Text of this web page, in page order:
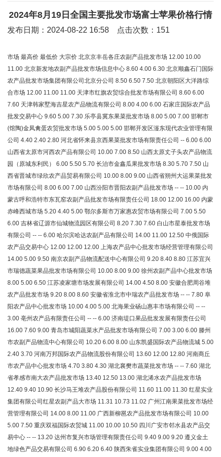
2024年8月19日全国主要批发市场富士苹果价格行情
发布日期：2024-08-22 16:58 点击次数：151
市场 最高价 最低价 大宗价 北京京丰岳各庄农副产品批发市场 12.00 10.00
11.00 北京新发地农副产品批发市场信息中心 8.60 4.00 6.30 北京顺鑫石门国际
农产品批发市场集团有限公司北京分公司 8.50 6.50 7.50 北京朝阳区大洋路综
合市场 12.00 11.00 11.00 天津市红旗农贸综合批发市场有限公司 8.60 6.00
7.60 天津韩家墅海吉星农产品物流有限公司 8.00 4.00 6.00 石家庄国际农产品
批发交易中心 9.60 5.00 7.30 乐亭县冀东果菜批发市场 8.00 5.00 7.00 邯郸市
(馆陶)金凤禽蛋农贸批发市场 5.00 5.00 5.00 邯郸开发区滏东现代农业管理有限
公司 4.40 2.40 2.80 河北省怀来县京西果菜批发市场有限责任公司 -- 6.00 6.00
山西省太原市河西农产品有限公司 10.00 7.00 8.50 山西太原丈子头农产品物流
园（原城东利民） 6.00 5.50 5.70 长治市金鑫瓜果批发市场 8.30 5.70 7.50 山
西省晋城市绿欣农产品贸易有限公司 10.00 8.00 9.00 山西省朔州大运果菜批发
市场有限公司 8.00 6.00 7.00 山西汾阳市晋阳农副产品批发市场 -- -- 10.00 内
蒙古呼和浩特市东瓦窑农副产品批发市场有限责任公司 18.00 12.00 16.00 内蒙
赤峰西城市场 5.20 4.40 5.00 鄂尔多斯市万家惠农贸市场有限公司 7.00 5.50
6.00 吉林省辽源市仙城物流园区有限公司 8.20 7.30 7.60 白山市星泰批发市场
有限公司 -- -- 6.00 哈尔滨哈达农副产品有限公司 14.00 11.00 12.50 中俄国际
农产品交易中心 12.00 12.00 12.00 上海农产品中心批发市场经营管理有限公司
14.00 5.00 9.50 南京农副产品物流配送中心有限公司 9.20 8.40 8.80 江苏宜兴
市瑞德蔬菜果品批发市场有限公司 10.00 8.00 9.00 徐州农副产品中心批发市场
8.00 5.00 6.50 江苏凌家塘市场发展有限公司 14.00 4.50 8.00 安徽合肥周谷堆
农产品批发市场 9.20 8.00 8.60 安徽省淮北市中瑞农产品批发市场 -- -- 7.80 阜
阳农产品中心批发市场 10.00 4.00 5.00 北海果业砀山惠丰市场有限公司 -- --
3.00 亳州农产品有限责任公司 -- -- 6.00 济南堤口果品批发发展有限责任公司
16.00 7.60 9.00 青岛市城阳蔬菜水产品批发市场有限公司 7.00 3.00 6.00 滕州
市农副产品物流中心有限公司 10.20 6.00 8.00 山东凯盛国际农产品物流城 5.00
2.40 3.70 河南万邦国际农产品物流股份有限公司 13.60 12.00 12.80 河南商丘
市农产品中心批发市场 4.70 3.80 4.30 湖北襄樊市蔬菜批发市场 -- -- 7.60 湖北
省孝感市南大农产品批发市场 13.40 12.50 13.00 湖北浠水农产品批发市场
12.40 9.40 10.90 长沙马王堆农产品股份有限公司 11.60 11.00 11.30 红星实业
集团有限公司红星农副产品大市场 11.31 10.73 11.02 广州江南果菜批发市场经
营管理有限公司 14.00 8.00 11.00 广西新柳邕农产品批发市场有限公司 10.00
5.00 7.50 重庆双福国际农贸城 11.00 10.00 10.50 四川广安市邻水县农产品交
易中心 -- -- 13.20 达州市复兴市场管理有限责任公司 9.40 9.00 9.20 遵义金土
地绿色产品交易有限公司 6.90 6.20 6.40 陕西朱雀实业集团有限公司 9.00 4.00